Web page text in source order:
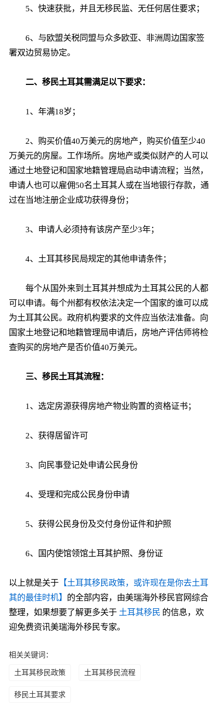
5、快速获批，并且无移民监、无任何居住要求；
6、与欧盟关税同盟与众多欧亚、非洲周边国家签
署双边贸易协定。
二、移民土耳其需满足以下要求：
1、年满18岁；
2、购买价值40万美元的房地产，购买价值至少40
万美元的房屋。工作场所。房地产或类似财产的人可以
通过土地登记和国家地籍管理局启动申请流程；当然，
申请人也可以雇佣50名土耳其人或在当地银行存款，通
过在当地注册企业成功获得身份；
3、申请人必须持有该房产至少3年；
4、土耳其移民局规定的其他申请条件；
每个从国外来到土耳其并想成为土耳其公民的人都
可以申请。每个州都有权依法决定一个国家的谁可以成
为土耳其公民。政府机构要求的文件应当依法准备。向
国家土地登记和地籍管理局申请后，房地产评估师将检
查购买的房地产是否价值40万美元。
三、移民土耳其流程：
1、选定房源获得房地产物业购置的资格证书；
2、获得居留许可
3、向民事登记处申请公民身份
4、受理和完成公民身份申请
5、获得公民身份及交付身份证件和护照
6、国内使馆领馆土耳其护照、身份证
以上就是关于【土耳其移民政策，或许现在是你去土耳
其的最佳时机】
的全部内容，由美瑞海外移民官网综合
整理，如果想要了解更多关于 土耳其移民 的信息，欢
迎免费资讯美瑞海外移民专家。
相关关键词：
土耳其移民政策 土耳其移民流程
移民土耳其要求